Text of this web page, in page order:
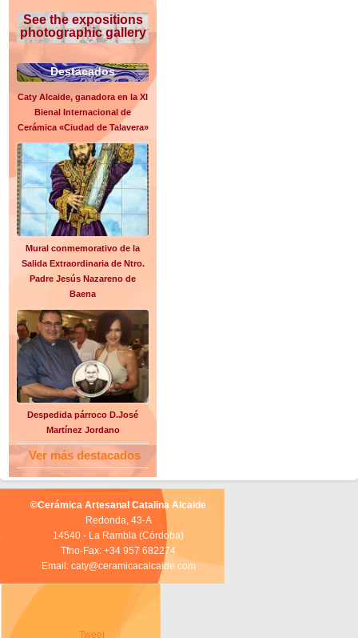
See the expositions
photographic gallery
Destacados
Caty Alcaide, ganadora en la XI
Bienal Internacional de
Cerámica «Ciudad de Talavera»
Mural conmemorativo de la
Salida Extraordinaria de Ntro.
Padre Jesús Nazareno de
Baena
Despedida párroco D.José
Martínez Jordano
Ver más destacados
©Cerámica Artesanal Catalina Alcaide
Redonda, 43-A
14540 - La Rambla (Córdoba)
Tfno-Fax: +34 957 682274
Email: caty@ceramicacalcaide.com
Tweet